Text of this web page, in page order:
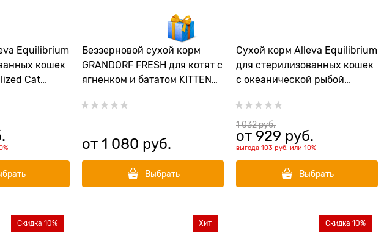
Equilibrium
кошек
Cat
Беззерновой cухой корм
GRANDORF FRESH для котят с
ягненком и бататом KITTEN
от 1 080 руб.
Выбрать
Сухой корм Alleva Equilibrium
для стерилизованных кошек
с океанической рыбой
1 032 руб.
от 929 руб.
выгода 103 руб. или 10%
Выбрать
Скидка 10% Хит Скидка 10%